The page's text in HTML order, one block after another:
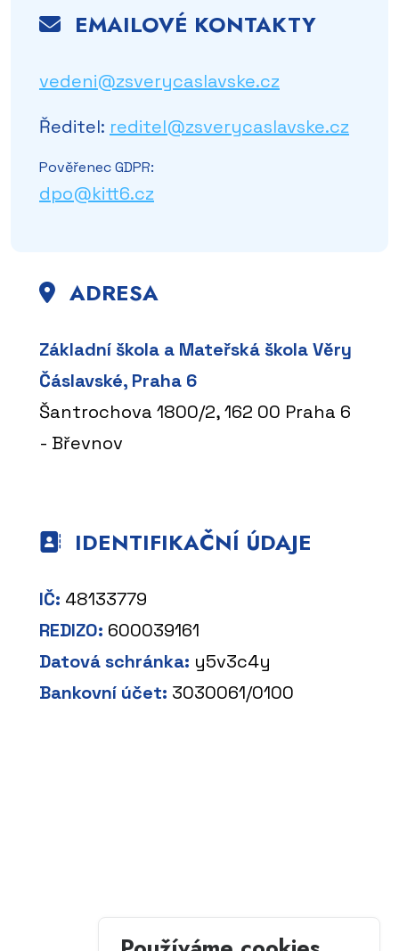
EMAILOVÉ KONTAKTY
vedeni@zsverycaslavske.cz
Ředitel: reditel@zsverycaslavske.cz
Pověřenec GDPR:
dpo@kitt6.cz
ADRESA
Základní škola a Mateřská škola Věry
Čáslavské, Praha 6
Šantrochova 1800/2, 162 00 Praha 6
- Břevnov
IDENTIFIKAČNÍ ÚDAJE
IČ: 48133779
REDIZO: 600039161
Datová schránka: y5v3c4y
Bankovní účet: 3030061/0100